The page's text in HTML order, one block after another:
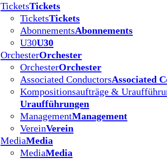
TicketsTickets
TicketsTickets
AbonnementsAbonnements
U30U30
OrchesterOrchester
OrchesterOrchester
Associated ConductorsAssociated
Kompositionsaufträge &
Uraufführungen
ManagementManagement
VereinVerein
MediaMedia
MediaMedia